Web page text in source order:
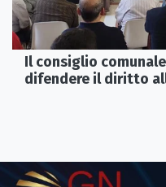
Il consiglio
difendere il diritto